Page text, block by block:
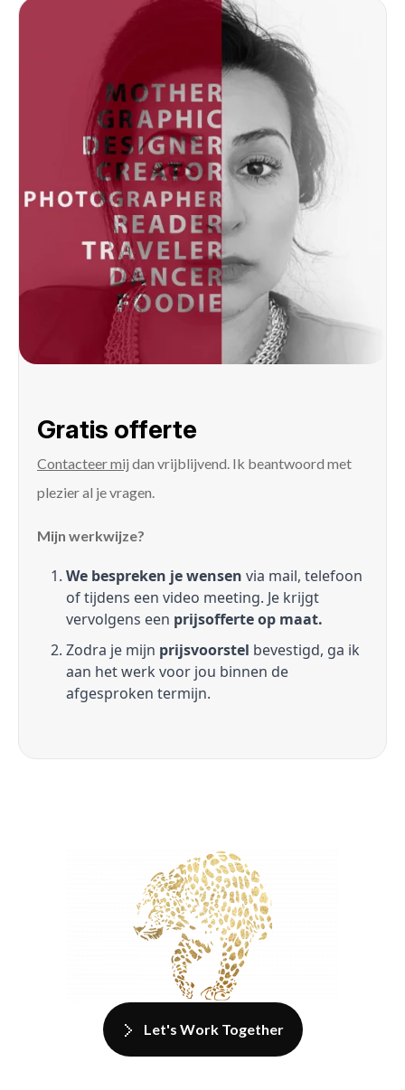
Gratis offerte
Contacteer mij dan vrijblijvend. Ik beantwoord met
plezier al je vragen.
Mijn werkwijze?
We bespreken je wensen via mail, telefoon
of tijdens een video meeting. Je krijgt
vervolgens een prijsofferte op maat.
Zodra je mijn prijsvoorstel bevestigd, ga ik
aan het werk voor jou binnen de
afgesproken termijn.
Let's Work Together